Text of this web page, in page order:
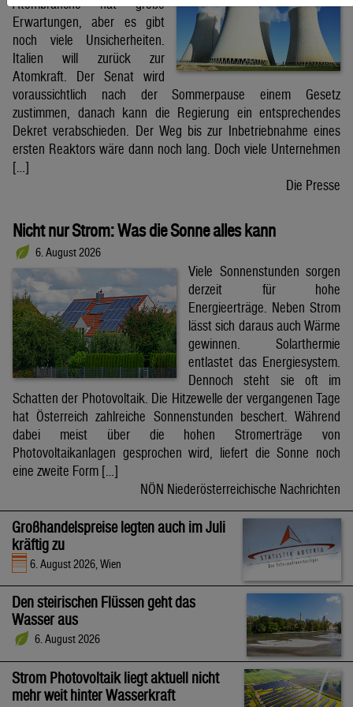
Atombranche hat große
Erwartungen, aber es gibt
noch viele Unsicherheiten.
Italien will zurück zur
Atomkraft. Der Senat wird
voraussichtlich nach der Sommerpause einem Gesetz
zustimmen, danach kann die Regierung ein entsprechendes
Dekret verabschieden. Der Weg bis zur Inbetriebnahme eines
ersten Reaktors wäre dann noch lang. Doch viele Unternehmen
[…]
Die Presse
Nicht nur Strom: Was die Sonne alles kann
6. August 2026
Viele Sonnenstunden sorgen
derzeit für hohe
Energieerträge. Neben Strom
lässt sich daraus auch Wärme
gewinnen. Solarthermie
entlastet das Energiesystem.
Dennoch steht sie oft im
Schatten der Photovoltaik. Die Hitzewelle der vergangenen Tage
hat Österreich zahlreiche Sonnenstunden beschert. Während
dabei meist über die hohen Stromerträge von
Photovoltaikanlagen gesprochen wird, liefert die Sonne noch
eine zweite Form […]
NÖN Niederösterreichische Nachrichten
Großhandelspreise legten auch im Juli
kräftig zu
6. August 2026, Wien
Den steirischen Flüssen geht das
Wasser aus
6. August 2026
Strom Photovoltaik liegt aktuell nicht
mehr weit hinter Wasserkraft